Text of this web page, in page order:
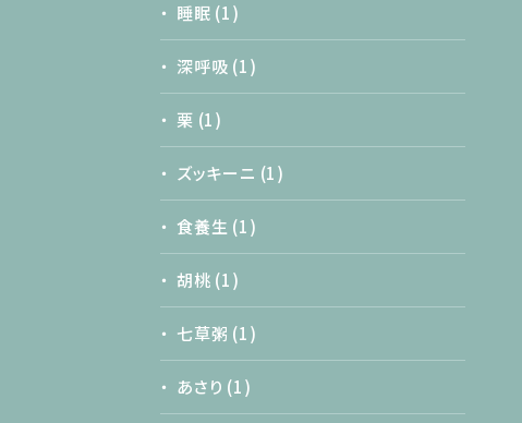
睡眠 (1)
深呼吸 (1)
栗 (1)
ズッキーニ (1)
食養生 (1)
胡桃 (1)
七草粥 (1)
あさり (1)